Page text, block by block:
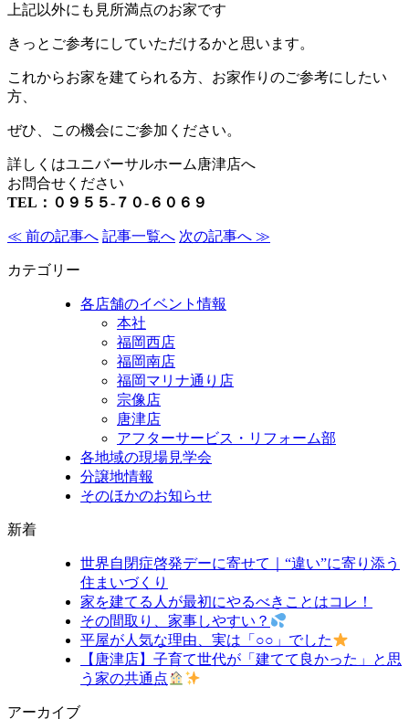
上記以外にも見所満点のお家です
きっとご参考にしていただけるかと思います。
これからお家を建てられる方、お家作りのご参考にしたい
方、
ぜひ、この機会にご参加ください。
詳しくはユニバーサルホーム唐津店へ
お問合せください
TEL ：０９５５-７０-６０６９
≪ 前の記事へ 記事一覧へ 次の記事へ ≫
カテゴリー
各店舗のイベント情報
本社
福岡西店
福岡南店
福岡マリナ通り店
宗像店
唐津店
アフターサービス・リフォーム部
各地域の現場見学会
分譲地情報
そのほかのお知らせ
新着
世界自閉症啓発デーに寄せて｜“違い”に寄り添う
住まいづくり
家を建てる人が最初にやるべきことはコレ！
その間取り、家事しやすい？
平屋が人気な理由、実は「○○」でした
【唐津店】子育て世代が「建てて良かった」と思
う家の共通点
アーカイブ